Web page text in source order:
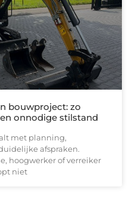
bouwproject: zo
onnodige stilstand
met planning,
afspraken.
hoogwerker of verreiker
niet